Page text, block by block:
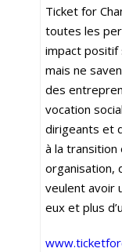
Ticket for
toutes les
impact positif
mais ne
des
vocation
dirigeants et
à la transition
organisation,
veulent avoir
eux et plus